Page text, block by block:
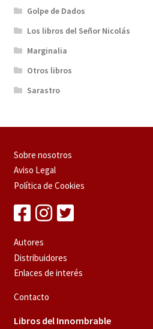
Golpe de Dados
Los libros del Señor Nicolás
Marginalia
Otros libros
Sarastro
Sobre nosotros
Aviso Legal
Política de Cookies
Autores
Distribuidores
Enlaces de interés
Contacto
Libros del Innombrable